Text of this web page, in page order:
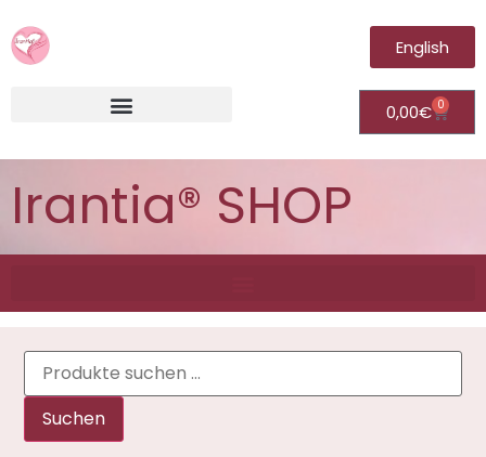
English
0,00€ 0
Irantia® SHOP
Suchen